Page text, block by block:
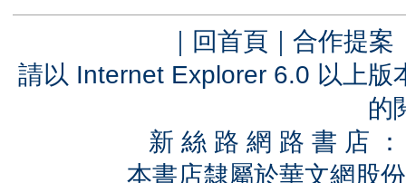
｜ 回首頁 ｜ 合作提案
請以 Internet Explorer 6.0 以上
的
新 絲 路 網 路 書 店
本書店隸屬於華文網股